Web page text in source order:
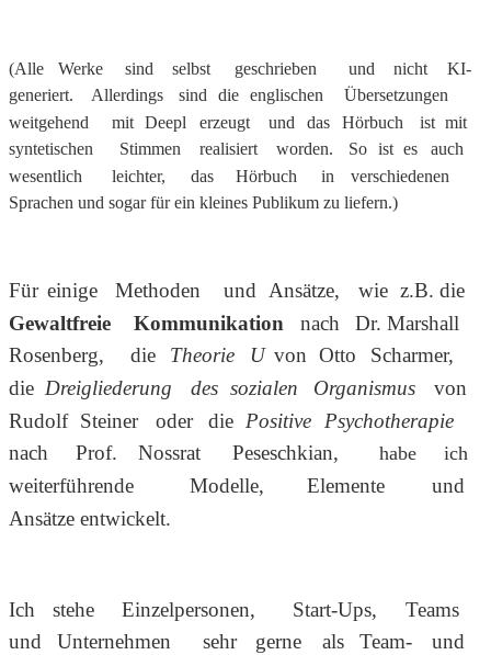
(Alle Werke sind selbst geschrieben und nicht
KI-
generiert.
Allerdings sind die englischen
Übersetzungen
weitgehend
mit Deepl erzeugt und das Hörbuch ist mit
syntetischen
Stimmen realisiert worden. So ist es
auch
wesentlich
leichter, das Hörbuch in
verschiedenen
Sprachen und sogar für ein kleines Publikum zu liefern.)
Für einige Methoden und Ansätze, wie z.B. die
Gewaltfreie
Kommunikation nach Dr. Marshall
Rosenberg,
die Theorie U von Otto
Scharmer,
die Dreigliederung des sozialen Organismus
von
Rudolf Steiner oder die Positive
Psychotherapie
nach
Prof. Nossrat Peseschkian, habe ich
weiterführende Modelle, Elemente
und
Ansätze entwickelt.
Ich stehe Einzelpersonen, Start-Ups,
Teams
und
Unternehmen sehr gerne als Team-
und